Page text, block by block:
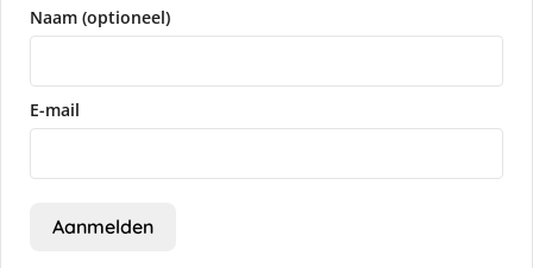
Naam (optioneel)
E-mail
Aanmelden